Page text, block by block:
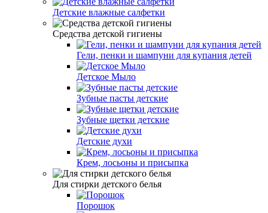
Детские влажные салфетки
Средства детской гигиены
Гели, пенки и шампуни для купания детей
Детское Мыло
Зубные пасты детские
Зубные щетки детские
Детские духи
Крем, лосьоны и присыпка
Для стирки детского белья
Порошок